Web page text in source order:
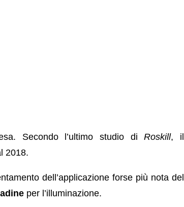
Secondo l’ultimo studio diRoskill, il
2018.
dell’applicazione forse più nota del
per l’illuminazione.